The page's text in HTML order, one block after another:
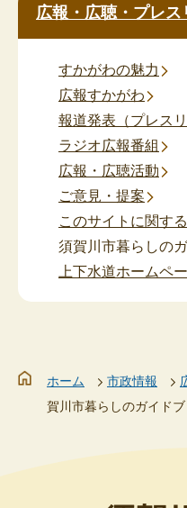
広報・広聴・プレス
すかがわの魅力
広報すかがわ
報道発表（プレスリ
ラジオ広報番組
広報・広聴活動
ご意見・提案
このサイトに関す
須賀川市暮らしの
上下水道ホームペ
ホーム 市政情報
賀川市暮らしのガイドブ